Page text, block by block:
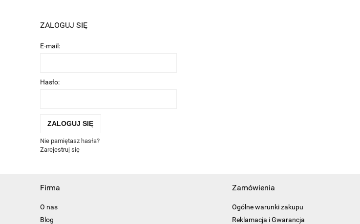
ZALOGUJ SIĘ
E-mail:
Hasło:
ZALOGUJ SIĘ
Nie pamiętasz hasła?
Zarejestruj się
Firma
O nas
Blog
Zamówienia
Ogólne warunki zakupu
Reklamacja i Gwarancja